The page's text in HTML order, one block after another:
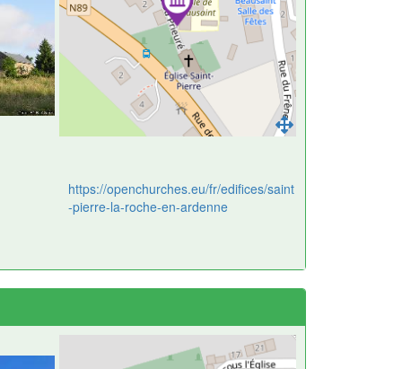
https://openchurches.eu/fr/edifices/saint
-pierre-la-roche-en-ardenne